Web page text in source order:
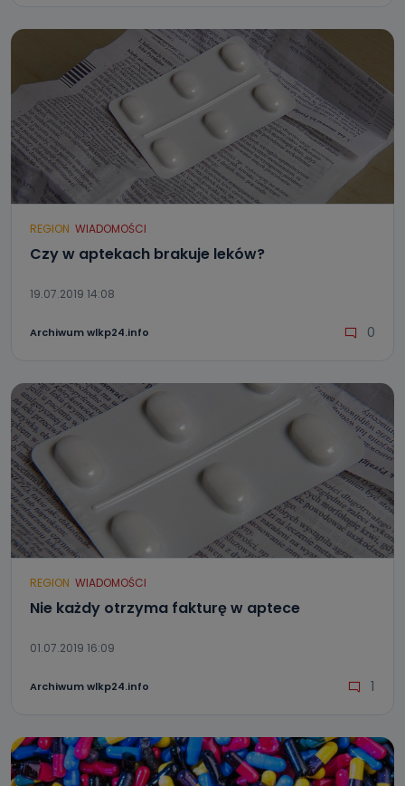
REGION WIADOMOŚCI
Czy w aptekach brakuje leków?
19.07.2019 14:08
Archiwum wlkp24.info 0
REGION WIADOMOŚCI
Nie każdy otrzyma fakturę w aptece
01.07.2019 16:09
Archiwum wlkp24.info 1